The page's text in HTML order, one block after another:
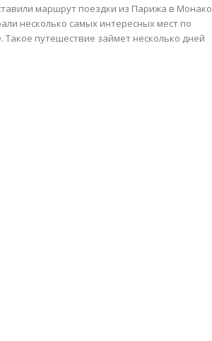
маршрут поездки из Парижа в Монако
несколько самых интересных мест по
Такое путешествие займет несколько дней